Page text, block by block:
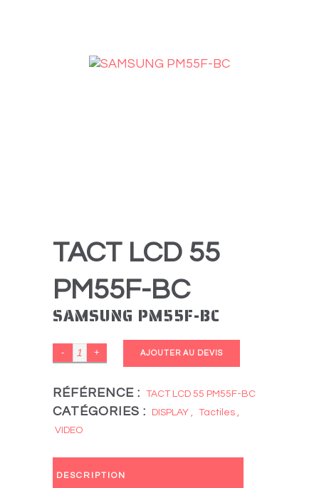
TACT LCD 55
PM55F-BC
SAMSUNG PM55F-BC
SAMSUNG
BC
quantity
AJOUTER AU DEVIS
RÉFÉRENCE : TACT LCD 55 PM55F-BC
CATÉGORIES : DISPLAY , Tactiles ,
VIDEO
DESCRIPTION